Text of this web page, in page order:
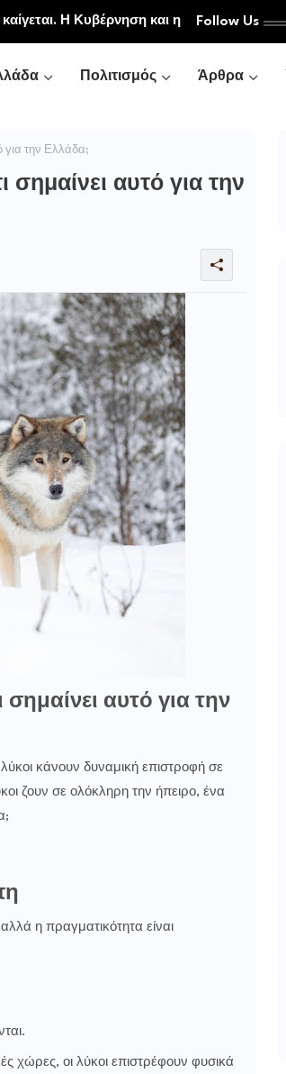
Μεταμορφώσεως του Follow Us
Πολιτισμός Άρθρα
για την Ελλάδα;
αυτό για την
αυτό για την
κάνουν δυναμική επιστροφή σε
ζουν σε ολόκληρη την ήπειρο, ένα
η πραγματικότητα είναι
χώρες, οι λύκοι επιστρέφουν φυσικά